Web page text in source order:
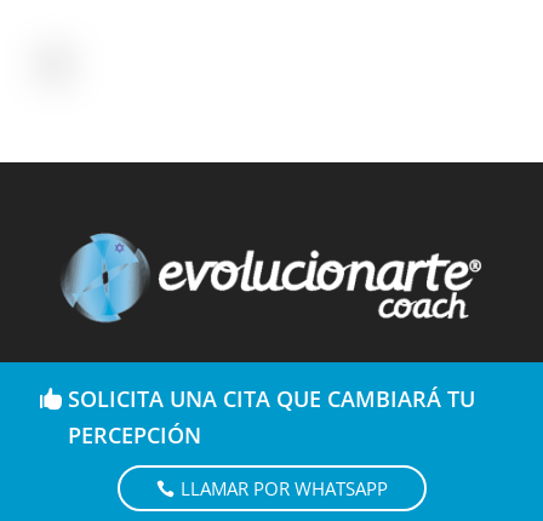
SOLICITA UNA CITA QUE CAMBIARÁ TU
PERCEPCIÓN
LLAMAR POR WHATSAPP